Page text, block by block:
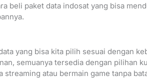
beli paket data indosat yang bisa
yang bisa kita pilih sesuai dengan
semuanya tersedia dengan pilihan
atau bermain game tanpa